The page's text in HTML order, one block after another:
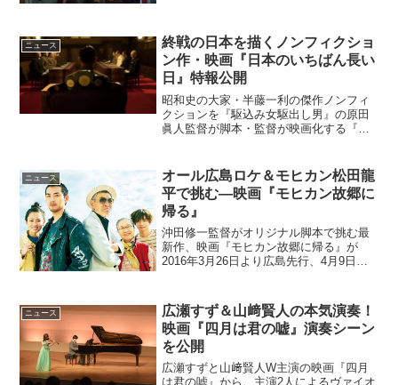
ゾッとする影が・...
ニュース
終戦の日本を描くノンフィクショ
ン作・映画『日本のいちばん長い
日』特報公開
昭和史の大家・半藤一利の傑作ノンフィ
クションを『駆込み女駆出し男』の原田
眞人監督が脚本・監督が映画化する『日
正午から、国民に終戦を知らせた8月15日
正午、その24時...
ニュース
オール広島ロケ＆モヒカン松田龍
平で挑む―映画『モヒカン故郷に
帰る』
沖田修一監督がオリジナル脚本で挑む最
新作、映画『モヒカン故郷に帰る』が
2016年3月26日より広島先行、4月9日よ
生！売れないデスメタルバンドのボーカ
ル永吉（松田龍平）...
ニュース
広瀬すず＆山﨑賢人の本気演奏！
映画『四月は君の嘘』演奏シーン
を公開
広瀬すずと山﨑賢人W主演の映画『四月
は君の嘘』から、主演2人によるヴァイオ